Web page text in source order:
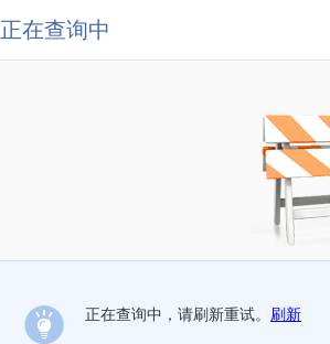
正在查询中
正在查询中，请刷新重试。 刷新